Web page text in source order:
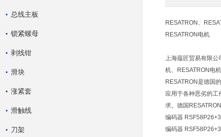
总线主板
锁紧螺母
剥线钳
滑块
涨紧套
滑触线
刀架
RESATRON、
RESATRON电机
上海蕴匠贸易有限公
机、RESATRON电
RESATRON是德国
应用于各种恶劣的工
求。德国
编码器
编码器